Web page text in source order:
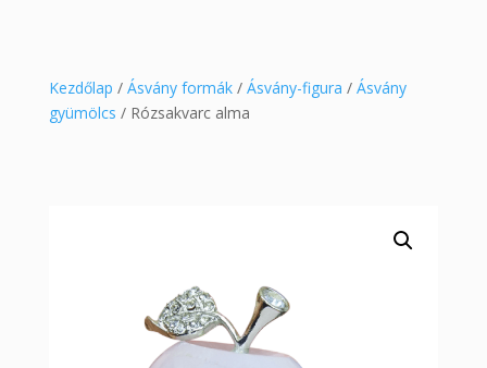
Kezdőlap / Ásvány formák/ Ásvány-figura / Ásvány
gyümölcs / Rózsakvarc alma